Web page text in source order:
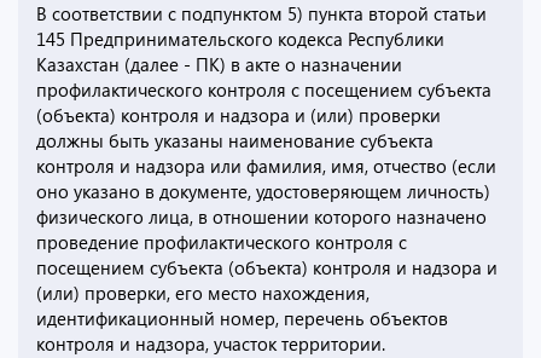
В соответствии с подпунктом 5) пункта второй статьи
145 Предпринимательского кодекса Республики
Казахстан (далее - ПК) в акте о назначении
профилактического контроля с посещением субъекта
(объекта) контроля и надзора и (или) проверки
должны быть указаны наименование субъекта
контроля и надзора или фамилия, имя, отчество (если
оно указано в документе, удостоверяющем личность)
физического лица, в отношении которого назначено
проведение профилактического контроля с
посещением субъекта (объекта) контроля и надзора и
(или) проверки, его место нахождения,
идентификационный номер, перечень объектов
контроля и надзора, участок территории.